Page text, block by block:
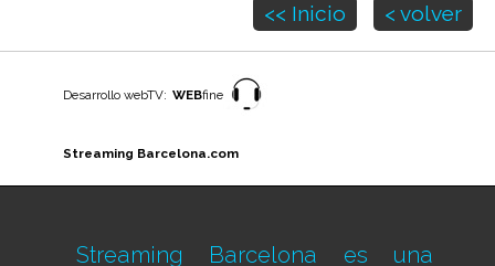
<< Inicio
< volver
Desarrollo webTV: WEBfine
Streaming Barcelona.com
Streaming Barcelona es una